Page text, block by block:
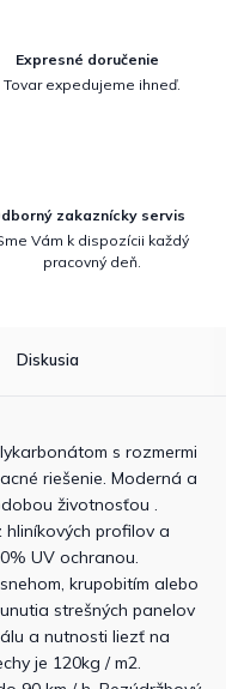
Expresné doručenie
Tovar expedujeme ihneď.
zakaznícky servis
Vám k dispozícii každý
pracovný deň.
Diskusia
s rozmermi
riešenie. Moderná a
životnosťou .
profilov a
UV ochranou.
krupobitím alebo
strešných panelov
a nutnosti liezť na
je 120kg / m2.